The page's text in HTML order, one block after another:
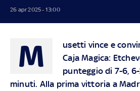
26 apr 2025 - 13:00
M
usetti vince e
Caja Magica:
punteggio di 7-6,
minuti. Alla prima vittoria a